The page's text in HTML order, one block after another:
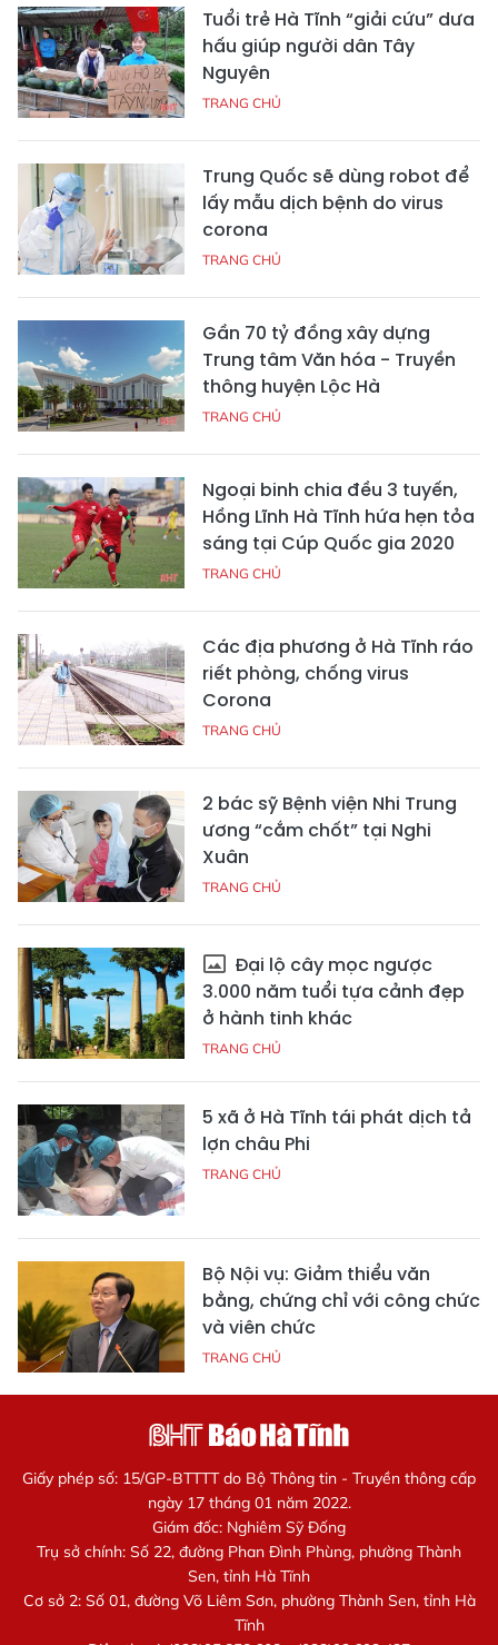
Tuổi trẻ Hà Tĩnh “giải cứu” dưa
hấu giúp người dân Tây
Nguyên
TRANG CHỦ
Trung Quốc sẽ dùng robot để
lấy mẫu dịch bệnh do virus
corona
TRANG CHỦ
Gần 70 tỷ đồng xây dựng
Trung tâm Văn hóa - Truyền
thông huyện Lộc Hà
TRANG CHỦ
Ngoại binh chia đều 3 tuyến,
Hồng Lĩnh Hà Tĩnh hứa hẹn tỏa
sáng tại Cúp Quốc gia 2020
TRANG CHỦ
Các địa phương ở Hà Tĩnh ráo
riết phòng, chống virus
Corona
TRANG CHỦ
2 bác sỹ Bệnh viện Nhi Trung
ương “cắm chốt” tại Nghi
Xuân
TRANG CHỦ
Đại lộ cây mọc ngược
3.000 năm tuổi tựa cảnh đẹp
ở hành tinh khác
TRANG CHỦ
5 xã ở Hà Tĩnh tái phát dịch tả
lợn châu Phi
TRANG CHỦ
Bộ Nội vụ: Giảm thiểu văn
bằng, chứng chỉ với công chức
và viên chức
TRANG CHỦ
Giấy phép số: 15/GP-BTTTT do Bộ Thông tin - Truyền thông cấp
ngày 17 tháng 01 năm 2022.
Giám đốc: Nghiêm Sỹ Đống
Trụ sở chính: Số 22, đường Phan Đình Phùng, phường Thành
Sen, tỉnh Hà Tĩnh
Cơ sở 2: Số 01, đường Võ Liêm Sơn, phường Thành Sen, tỉnh Hà
Tĩnh